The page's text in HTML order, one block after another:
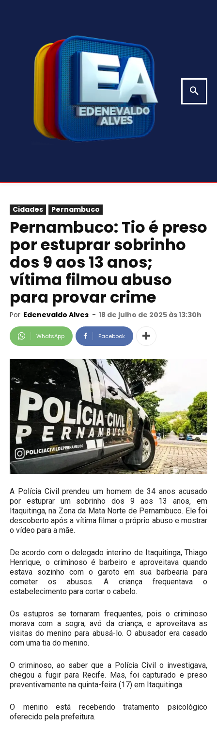
Cidades Pernambuco
Pernambuco: Tio é preso
por estuprar sobrinho
dos 9 aos 13 anos;
vítima filmou abuso
para provar crime
Por Edenevaldo Alves - 18 de julho de 2025 às 13:30h
WhatsApp Facebook
A Polícia Civil prendeu um homem de 34 anos acusado
por estuprar um sobrinho dos 9 aos 13 anos, em
Itaquitinga, na Zona da Mata Norte de Pernambuco. Ele foi
descoberto após a vítima filmar o próprio abuso e mostrar
o vídeo para a mãe.
De acordo com o delegado interino de Itaquitinga, Thiago
Henrique, o criminoso é barbeiro e aproveitava quando
estava sozinho com o garoto em sua barbearia para
cometer os abusos. A criança frequentava o
estabelecimento para cortar o cabelo.
Os estupros se tornaram frequentes, pois o criminoso
morava com a sogra, avó da criança, e aproveitava as
visitas do menino para abusá-lo. O abusador era casado
com uma tia do menino.
O criminoso, ao saber que a Polícia Civil o investigava,
chegou a fugir para Recife. Mas, foi capturado e preso
preventivamente na quinta-feira (17) em Itaquitinga.
O menino está recebendo tratamento psicológico
oferecido pela prefeitura.